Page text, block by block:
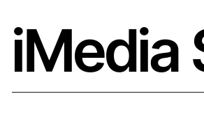
iMedia